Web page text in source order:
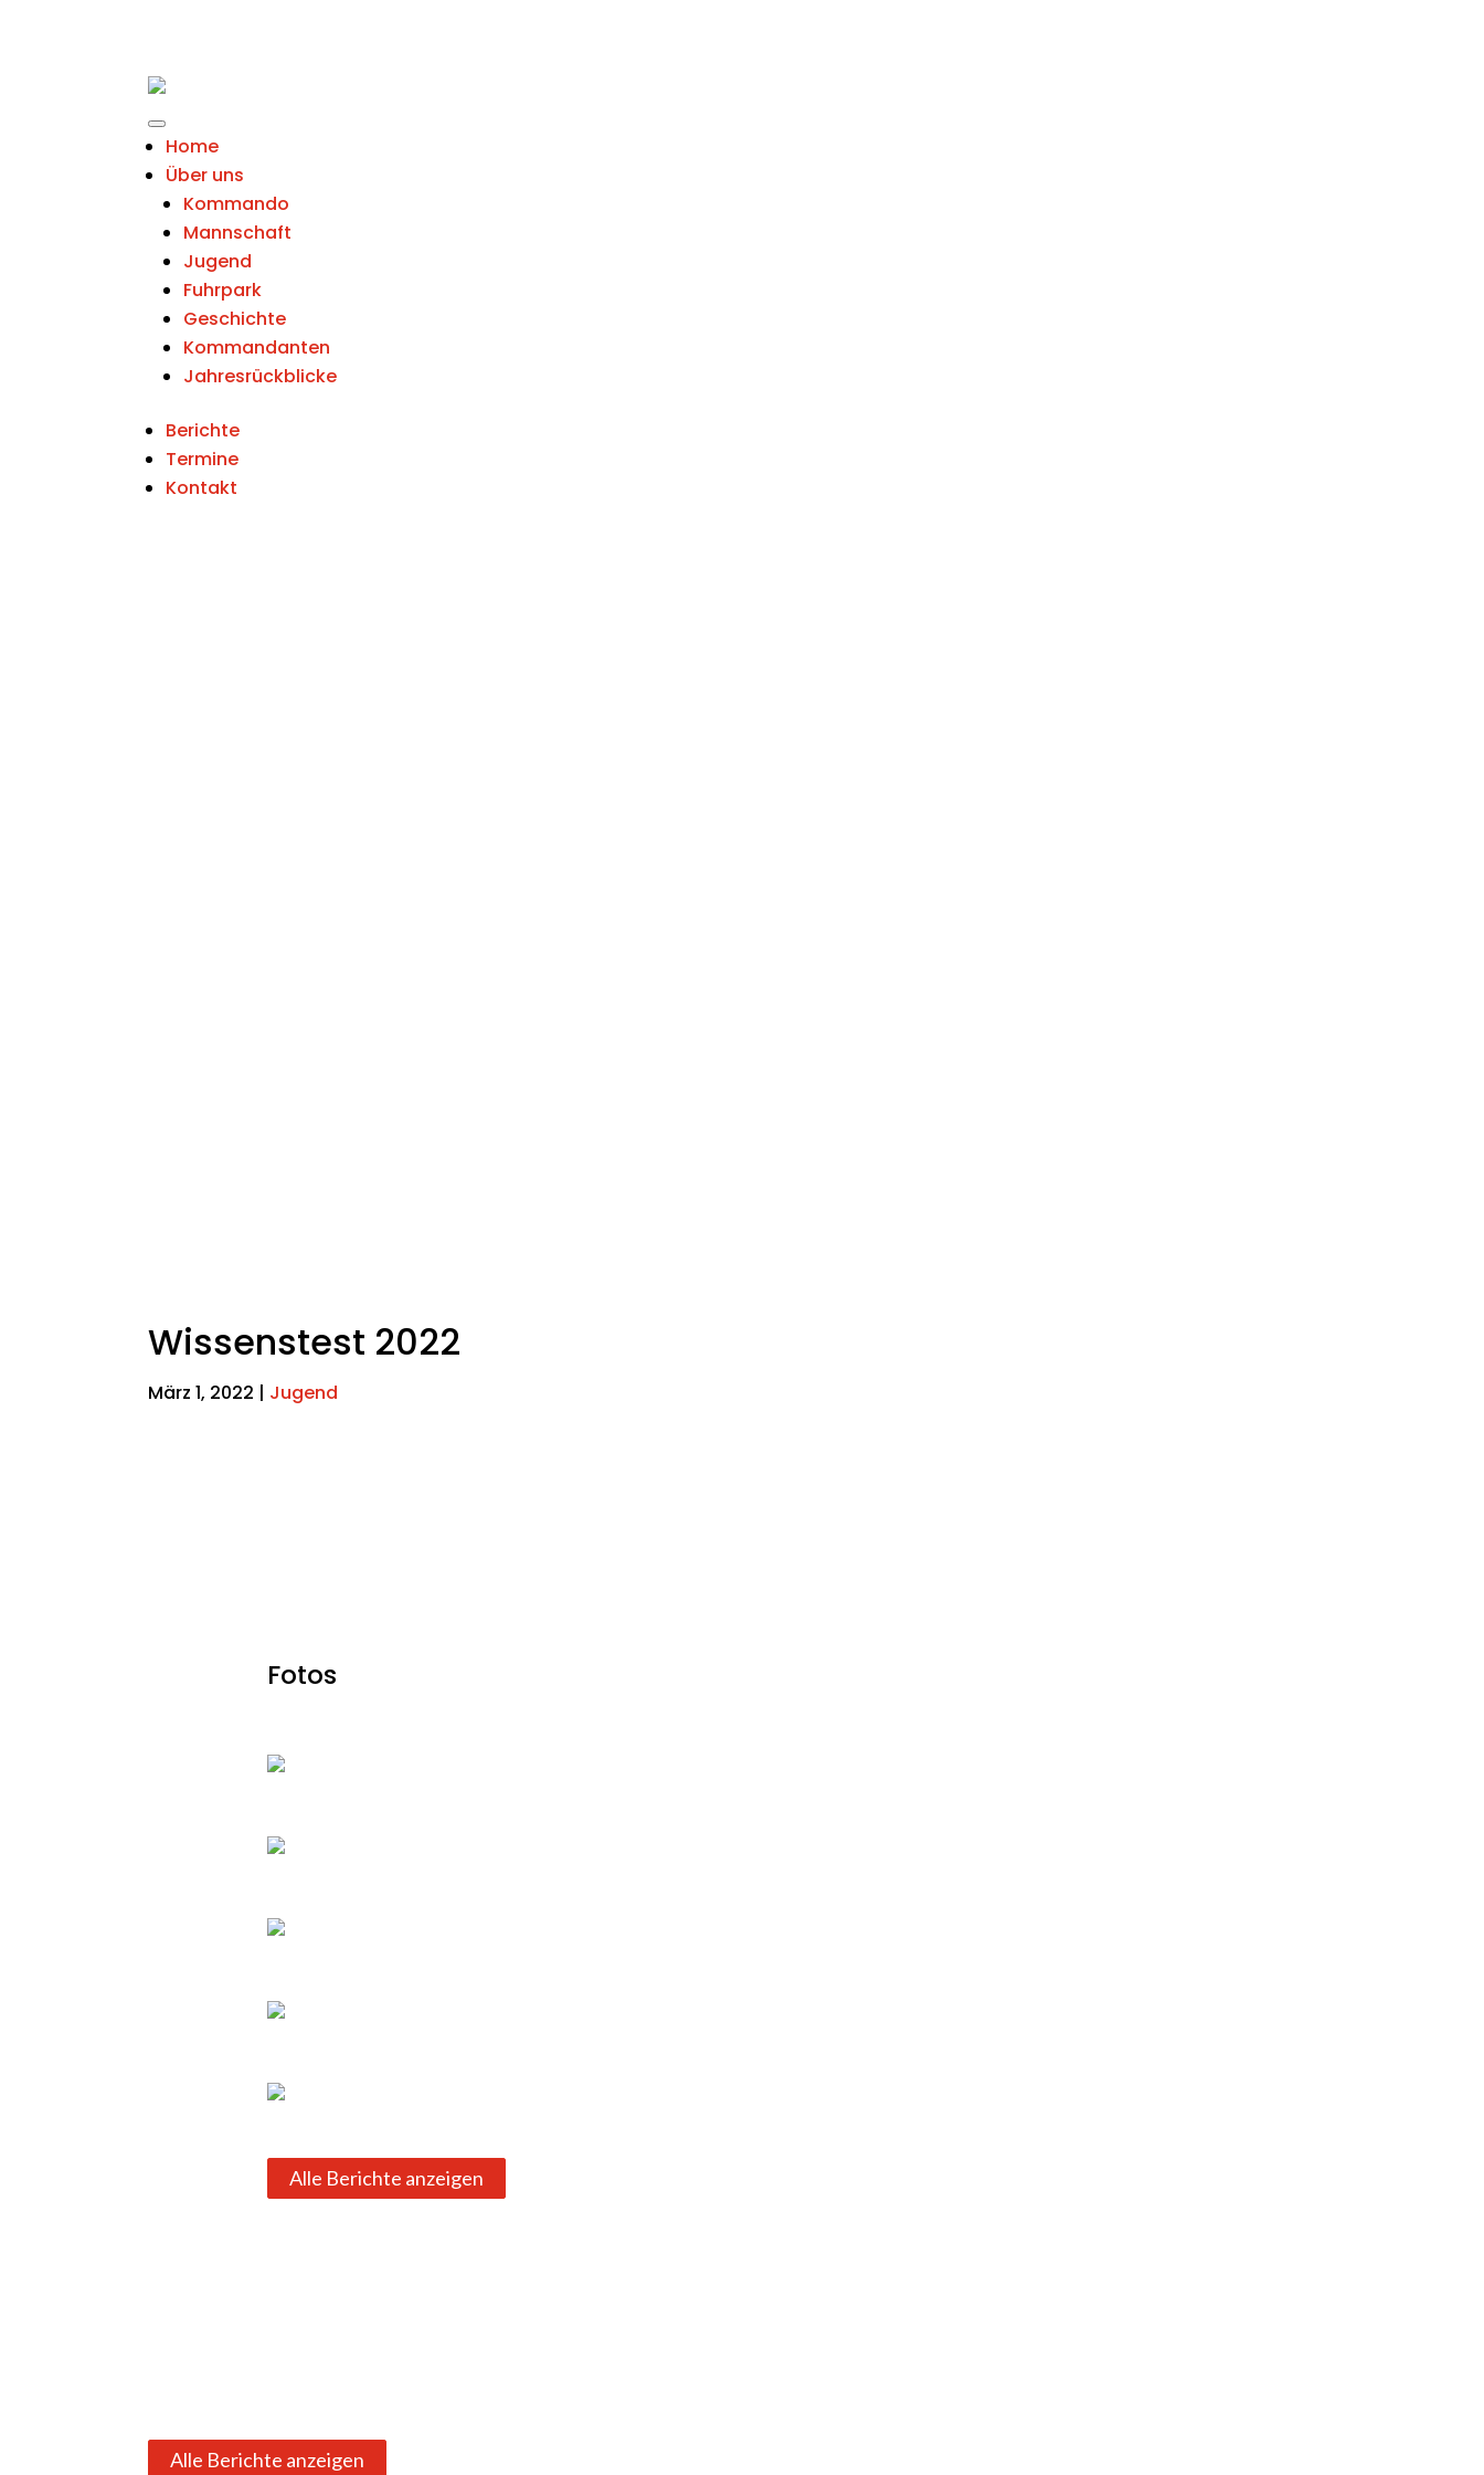
Home
Über uns
Kommando
Mannschaft
Jugend
Fuhrpark
Geschichte
Kommandanten
Jahresrückblicke
Berichte
Termine
Kontakt
Wissenstest 2022
März 1, 2022 | Jugend
Fotos
Alle Berichte anzeigen
Alle Berichte anzeigen